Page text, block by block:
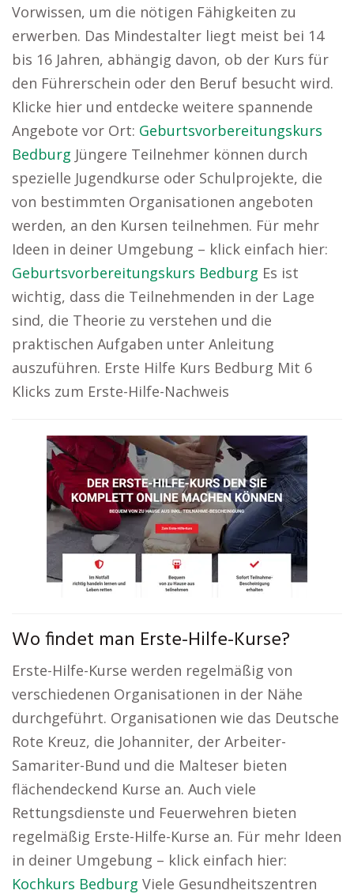
Vorwissen, um die nötigen Fähigkeiten zu
erwerben. Das Mindestalter liegt meist bei 14
bis 16 Jahren, abhängig davon, ob der Kurs für
den Führerschein oder den Beruf besucht wird.
Klicke hier und entdecke weitere spannende
Angebote vor Ort: Geburtsvorbereitungskurs
Bedburg Jüngere Teilnehmer können durch
spezielle Jugendkurse oder Schulprojekte, die
von bestimmten Organisationen angeboten
werden, an den Kursen teilnehmen. Für mehr
Ideen in deiner Umgebung – klick einfach hier:
Geburtsvorbereitungskurs Bedburg Es ist
wichtig, dass die Teilnehmenden in der Lage
sind, die Theorie zu verstehen und die
praktischen Aufgaben unter Anleitung
auszuführen. Erste Hilfe Kurs Bedburg Mit 6
Klicks zum Erste-Hilfe-Nachweis
Wo findet man Erste-Hilfe-Kurse?
Erste-Hilfe-Kurse werden regelmäßig von
verschiedenen Organisationen in der Nähe
durchgeführt. Organisationen wie das Deutsche
Rote Kreuz, die Johanniter, der Arbeiter-
Samariter-Bund und die Malteser bieten
flächendeckend Kurse an. Auch viele
Rettungsdienste und Feuerwehren bieten
regelmäßig Erste-Hilfe-Kurse an. Für mehr Ideen
in deiner Umgebung – klick einfach hier:
Kochkurs Bedburg Viele Gesundheitszentren